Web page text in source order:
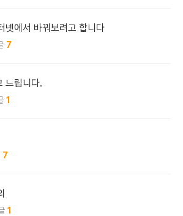
넷에서 바꿔보려고 합니다
7
느립니다.
1
7
1